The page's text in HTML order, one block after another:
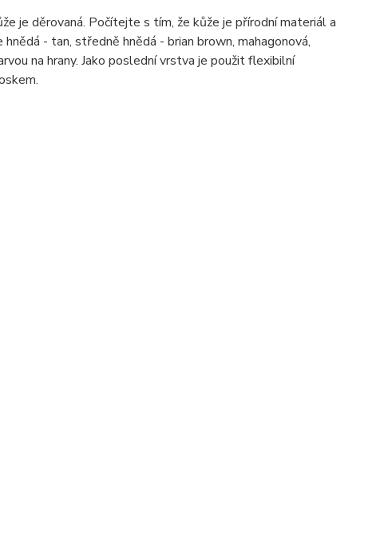
je děrovaná. Počítejte s tím, že kůže je přírodní materiál a
- tan, středně hnědá - brian brown, mahagonová,
na hrany. Jako poslední vrstva je použit flexibilní